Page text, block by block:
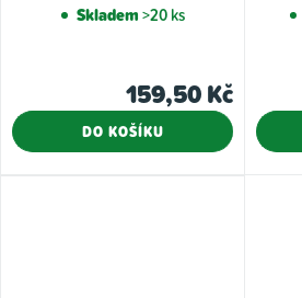
Skladem>20 ks
159,50 Kč
DO KOŠÍKU